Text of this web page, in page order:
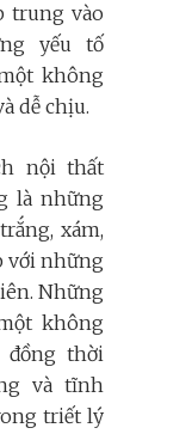
trung vào
yếu tố
không
dễ chịu.
nội thất
là những
xám,
với những
Những
không
đồng thời
và tĩnh
triết lý